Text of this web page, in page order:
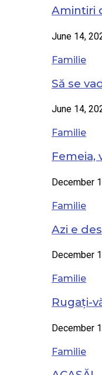
Amintiri
June 14,
Familie
Să se
June 14,
Familie
Femeia,
December
Familie
Azi e
December
Familie
Rugați-
December
Familie